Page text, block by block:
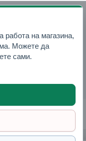
работа на магазина,
Можете да
сами.